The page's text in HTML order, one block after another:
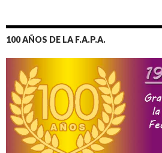
100 AÑOS DE LA F.A.P.A.